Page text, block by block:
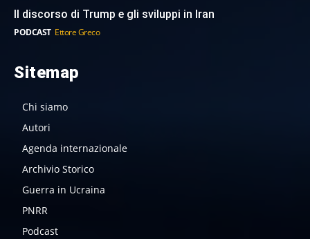
Il discorso di Trump e gli sviluppi in Iran
PODCAST Ettore Greco
Sitemap
Chi siamo
Autori
Agenda internazionale
Archivio Storico
Guerra in Ucraina
PNRR
Podcast